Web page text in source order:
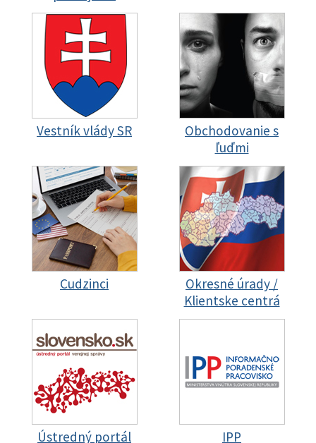
Vestník vlády SR
Obchodovanie s
ľuďmi
Cudzinci
Okresné úrady /
Klientske centrá
Ústredný portál
IPP